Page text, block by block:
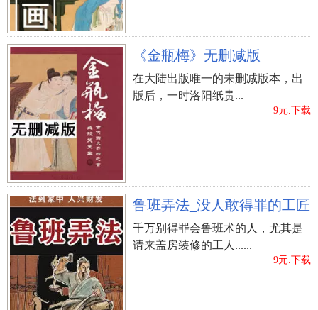
阴宅风水明堂 阴宅风水立向法则
上一篇：地理风水择吉日
《金瓶梅》无删减版
在大陆出版唯一的未删减版本，出
版后，一时洛阳纸贵...
9元.下载
鲁班弄法_没人敢得罪的工匠
千万别得罪会鲁班术的人，尤其是
请来盖房装修的工人......
9元.下载